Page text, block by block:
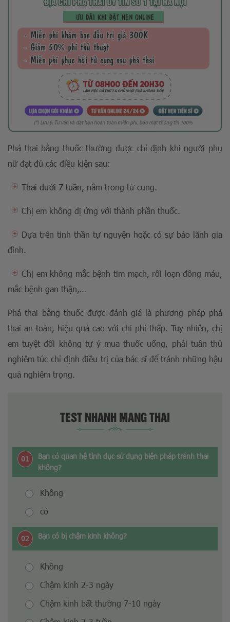
Phá thai bằng thuốc thường được chỉ định khi người phụ
nữ đạt đủ các điều kiện sau:
Thai dưới 7 tuần, nằm trong tử cung.
Chị em không dị ứng với thành phần thuốc.
Dựa trên tinh thần tự nguyện hoặc có sự bảo lãnh gia
đình.
Chị em không mắc bệnh tim mạch, rối loạn đông máu,
mắc bệnh gan thận,…
Phá thai bằng thuốc được đánh giá là phương pháp phá
thai an toàn, hiệu quả cao với chi phí thấp. Tuy nhiên, chị
em tuyệt đối không tự ý mua thuốc uống, phải tuân thủ
nghiêm túc chỉ định điều trị của bác sĩ để tránh những hậu
quả nghiêm trọng.
TEST NHANH MANG THAI
01
Bạn có quan hệ tình dục sử dụng biện pháp tránh thai
không?
Không
có
02 Bạn có bị chậm kinh không?
Không
Chậm kinh 2-3 ngày
Chậm kinh bất thường 7-10 ngày